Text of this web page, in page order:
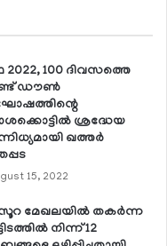
2022, 100 ദിവസത്തെ
ഡൗണ്‍
ശ്രദ്ധേയ
ഖത്തര്‍
15, 2022
മേഖലയില്‍ തകര്‍ന്ന
നിന്ന് 12